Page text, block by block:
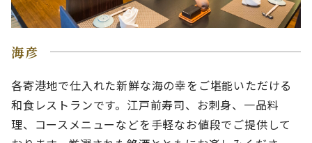
海彦
各寄港地で仕入れた新鮮な海の幸をご堪能いただける
和食レストランです。江戸前寿司、お刺身、一品料
理、コースメニューなどを手軽なお値段でご提供して